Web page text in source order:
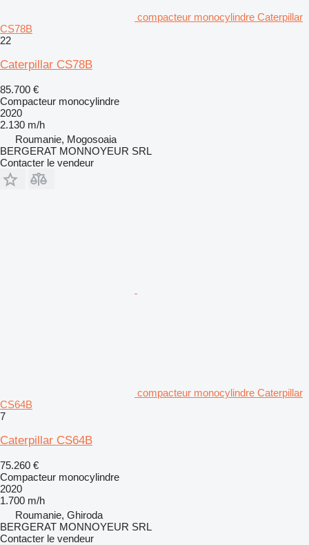
compacteur monocylindre Caterpillar
CS78B
22
Caterpillar CS78B
85.700 €
Compacteur monocylindre
2020
2.130 m/h
Roumanie, Mogosoaia
BERGERAT MONNOYEUR SRL
Contacter le vendeur
compacteur monocylindre Caterpillar
CS64B
7
Caterpillar CS64B
75.260 €
Compacteur monocylindre
2020
1.700 m/h
Roumanie, Ghiroda
BERGERAT MONNOYEUR SRL
Contacter le vendeur